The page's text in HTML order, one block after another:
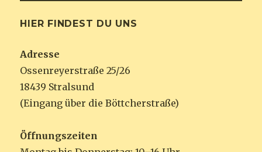
HIER FINDEST DU UNS
Adresse
Ossenreyerstraße 25/26
18439 Stralsund
(Eingang über die Böttcherstraße)
Öffnungszeiten